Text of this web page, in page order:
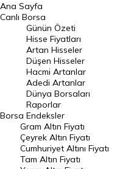
BIST 100 Hisseleri
En Çok Artan Hisseler
En Çok Düşen Hisseler
Hacmi Artanlar
Geçmiş Kapanışlar
Dünya Borsaları
Raporlar
Endeksler
Ana Sayfa
Canlı Borsa
Borsa
Günün Özeti
Hisse Fiyatları
Artan Hisseler
Düşen Hisseler
Hacmi Artanlar
Adedi Artanlar
Dünya Borsaları
Raporlar
Endeksler
Gram Altın Fiyatı
Çeyrek Altın Fiyatı
Cumhuriyet Altını Fiyatı
Tam Altın Fiyatı